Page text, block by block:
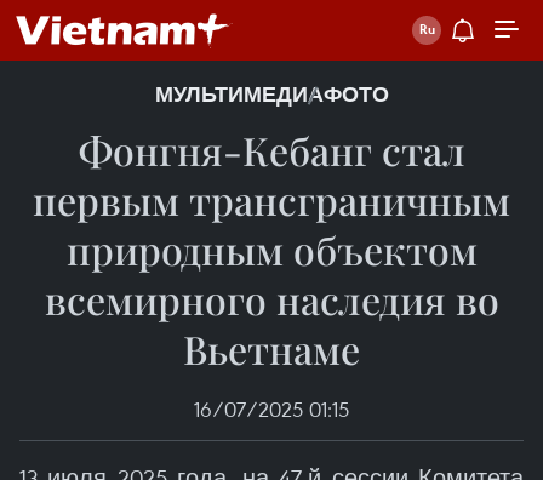
МУЛЬТИМЕДИАФОТО
Фонгня-Кебанг стал
первым трансграничным
природным объектом
всемирного наследия во
Вьетнаме
16/07/2025 01:15